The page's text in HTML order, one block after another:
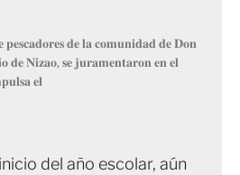
𝐩𝐞𝐬𝐜𝐚𝐝𝐨𝐫𝐞𝐬 𝐝𝐞 𝐥𝐚 𝐜𝐨𝐦𝐮𝐧𝐢𝐝𝐚𝐝 𝐝𝐞 𝐃𝐨𝐧
𝐝𝐞 𝐍𝐢𝐳𝐚𝐨, 𝐬𝐞 𝐣𝐮𝐫𝐚𝐦𝐞𝐧𝐭𝐚𝐫𝐨𝐧 𝐞𝐧 𝐞𝐥
𝐞𝐥
del año escolar, aún